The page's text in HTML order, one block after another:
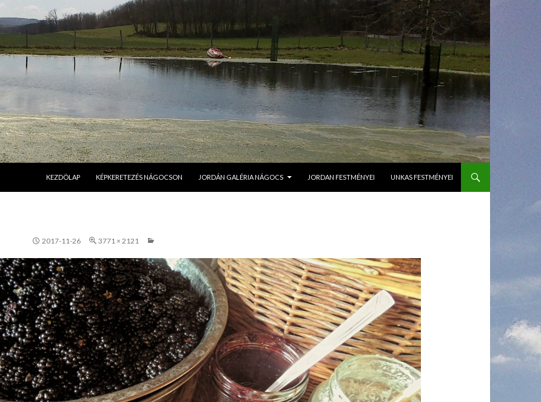
KEZDÖLAP
KÉPKERETEZÉS NÁGOCSON JORDÁN GALÉRIA NÁGOCS JORDAN FESTMÉNYEI UNKAS FESTMÉNYEI
2017-11-26 3771 × 2121